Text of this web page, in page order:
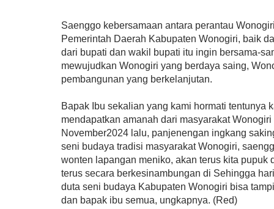
Saenggo kebersamaan antara perantau
Pemerintah Daerah Kabupaten Wonogiri, baik
dari bupati dan wakil bupati itu ingin bersama-
mewujudkan Wonogiri yang berdaya saing,
pembangunan yang berkelanjutan.
Bapak Ibu sekalian yang kami hormati tentunya
mendapatkan amanah dari masyarakat
November2024 lalu, panjenengan ingkang
seni budaya tradisi masyarakat Wonogiri,
wonten lapangan meniko, akan terus kita pupuk
terus secara berkesinambungan di Sehingga
duta seni budaya Kabupaten Wonogiri bisa
dan bapak ibu semua, ungkapnya. (Red)